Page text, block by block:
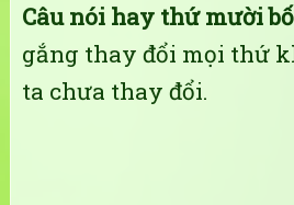
Câu nói hay thứ mười
gắng thay đổi mọi thứ
ta chưa thay đổi.